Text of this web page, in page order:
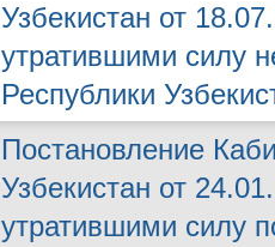
Узбекистан от
утратившими силу
Республики
Постановление
Узбекистан от
утратившими силу